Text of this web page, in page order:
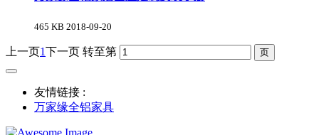
465 KB 2018-09-20
上一页1下一页 转至第
友情链接 :
万家缘全铝家具